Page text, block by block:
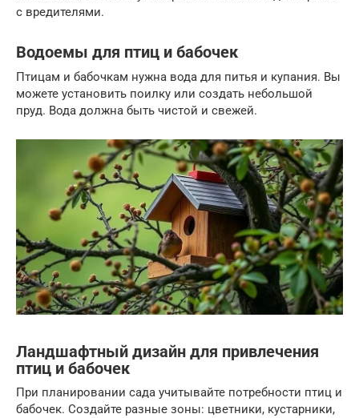
с вредителями.
Водоемы для птиц и бабочек
Птицам и бабочкам нужна вода для питья и купания. Вы
можете установить поилку или создать небольшой
пруд. Вода должна быть чистой и свежей.
Ландшафтный дизайн для привлечения
птиц и бабочек
При планировании сада учитывайте потребности птиц и
бабочек. Создайте разные зоны: цветники, кустарники,